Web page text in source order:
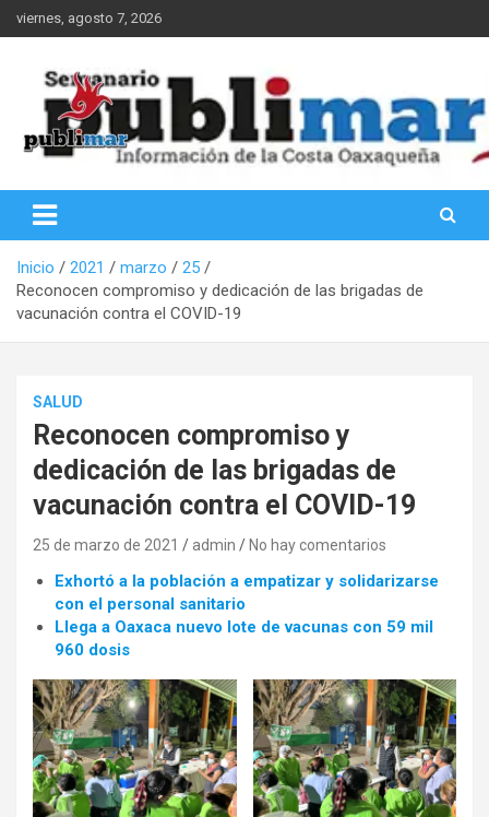
Saltar
al
viernes, agosto 7, 2026
PubliMar
Inicio 2021 marzo
25
Reconocen compromiso y dedicación de las brigadas de
vacunación contra el COVID-19
SALUD
Reconocen compromiso y
dedicación de las brigadas de
vacunación contra el COVID-19
25 de marzo de 2021 admin No hay comentarios
Exhortó a la población a empatizar y solidarizarse
con el personal sanitario
Llega a Oaxaca nuevo lote de vacunas con 59 mil
960 dosis